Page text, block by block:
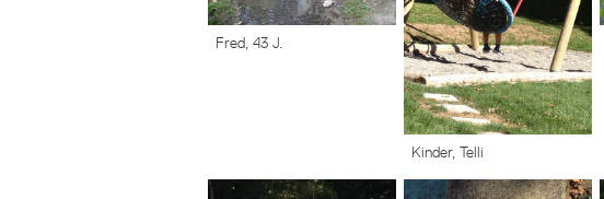
Fred, 43 J.
Kinder, Telli